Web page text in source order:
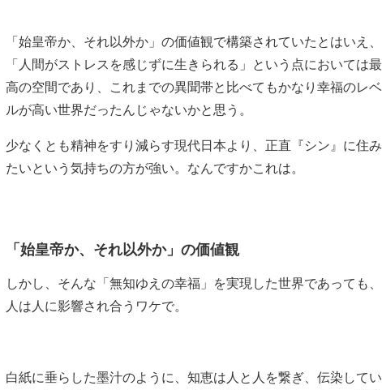
「始皇帝か、それ以外か」の価値観で構築されていたとはいえ、
「人間がストレスを感じずに生きられる」という点においては最
高の空間であり、これまでの異聞帯と比べてもかなり幸福のレベ
ルが高い世界だったんじゃないかと思う。
少なくとも精神をすり減らす現代日本より、正直『シン』に住み
たいという気持ちの方が強い。なんですかこれは。
「始皇帝か、それ以外か」の価値観
しかし、そんな「無知ゆえの幸福」を実現した世界であっても、
人は人に影響され合うワケで。
白紙に垂らした墨汁のように、知恵は人と人を繋ぎ、伝染してい